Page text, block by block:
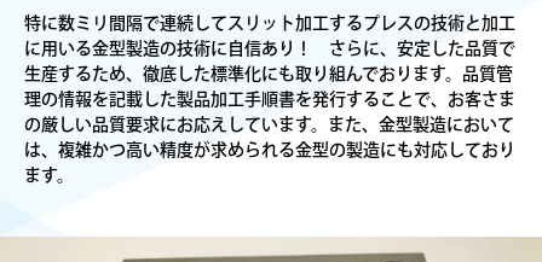
特に数ミリ間隔で連続してスリット加工するプレスの技術と加工
に用いる金型製造の技術に自信あり！ さらに、安定した品質で
生産するため、徹底した標準化にも取り組んでおります。品質管
理の情報を記載した製品加工手順書を発行することで、お客さま
の厳しい品質要求にお応えしています。また、金型製造において
は、複雑かつ高い精度が求められる金型の製造にも対応しており
ます。